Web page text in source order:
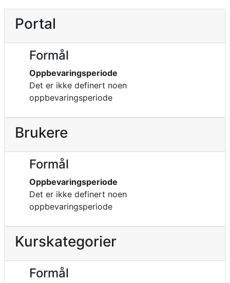
Portal
Formål
Oppbevaringsperiode
Det er ikke definert noen
oppbevaringsperiode
Brukere
Formål
Oppbevaringsperiode
Det er ikke definert noen
oppbevaringsperiode
Kurskategorier
Formål